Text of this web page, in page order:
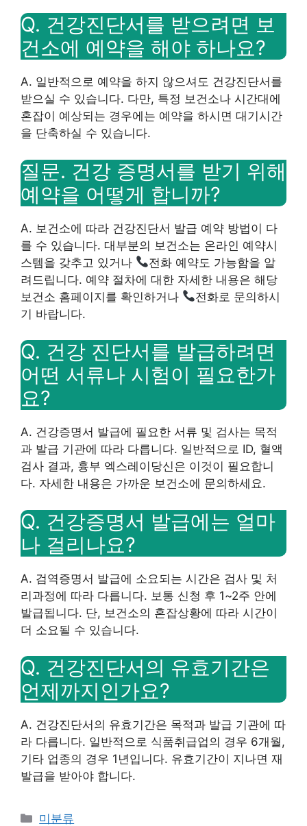
Q. 건강진단서를 받으려면 보
건소에 예약을 해야 하나요?
A. 일반적으로 예약을 하지 않으셔도 건강진단서를
받으실 수 있습니다. 다만, 특정 보건소나 시간대에
혼잡이 예상되는 경우에는 예약을 하시면 대기시간
을 단축하실 수 있습니다.
질문. 건강 증명서를 받기 위해
예약을 어떻게 합니까?
A. 보건소에 따라 건강진단서 발급 예약 방법이 다
를 수 있습니다. 대부분의 보건소는 온라인 예약시
스템을 갖추고 있거나
전화 예약도 가능함을 알
려드립니다. 예약 절차에 대한 자세한 내용은 해당
보건소 홈페이지를 확인하거나
전화로 문의하시
기 바랍니다.
Q. 건강 진단서를 발급하려면
어떤 서류나 시험이 필요한가
요?
A. 건강증명서 발급에 필요한 서류 및 검사는 목적
과 발급 기관에 따라 다릅니다. 일반적으로 ID, 혈액
검사 결과, 흉부 엑스레이 당신은 이것이 필요합니
다. 자세한 내용은 가까운 보건소에 문의하세요.
Q. 건강증명서 발급에는 얼마
나 걸리나요?
A. 검역증명서 발급에 소요되는 시간은 검사 및 처
리과정에 따라 다릅니다. 보통 신청 후 1~2주 안에
발급됩니다. 단, 보건소의 혼잡상황에 따라 시간이
더 소요될 수 있습니다.
Q. 건강진단서의 유효기간은
언제까지인가요?
A. 건강진단서의 유효기간은 목적과 발급 기관에 따
라 다릅니다. 일반적으로 식품취급업의 경우 6개월,
기타 업종의 경우 1년입니다. 유효기간이 지나면 재
발급을 받아야 합니다.
Categories
미분류